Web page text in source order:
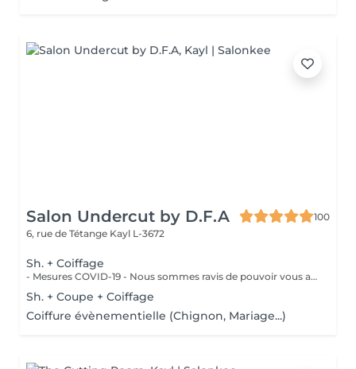
Salon Undercut by D.F.A
100
6, rue de Tétange Kayl L-3672
Sh. + Coiffage
- Mesures COVID-19 - Nous sommes ravis de pouvoir vous accueillir à partir du 11 mai 2020 . Dans la mesure du possible : - Réserver un jour et un créneau en semaine si vous n'avez pas de contrainte pro./perso. - Venir seul aux rendez-vous - Se présenter au salon à l'heure prévue - Porter un masque et des gants - Respecter la distanciation - Prévoyez une boisson et de la lecture si besoin - Privilégier les modes de paiements sans contact Un grand merci d'avance pour votre compréhension. Au plaisir de vous revoir très vite.
Sh. + Coupe + Coiffage
Coiffure évènementielle (Chignon, Mariage...)